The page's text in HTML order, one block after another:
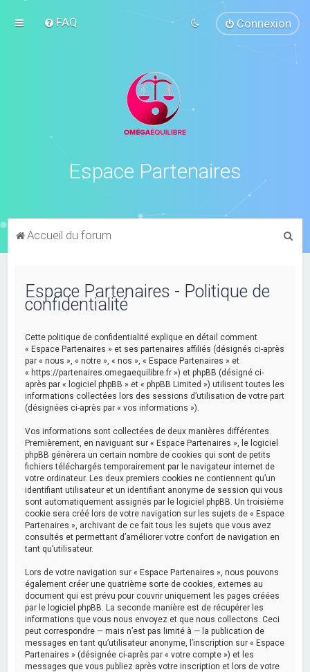
FAQ Connexion
Espace Partenaires
Accueil du forum
Espace Partenaires - Politique de
confidentialité
Cette politique de confidentialité explique en détail comment
« Espace Partenaires » et ses partenaires affiliés (désignés ci-après
par « nous », « notre », « nos », « Espace Partenaires » et
« https://partenaires.omegaequilibre.fr ») et phpBB (désigné ci-
après par « logiciel phpBB » et « phpBB Limited ») utilisent toutes les
informations collectées lors des sessions d’utilisation de votre part
(désignées ci-après par « vos informations »).
Vos informations sont collectées de deux manières différentes.
Premièrement, en naviguant sur « Espace Partenaires », le logiciel
phpBB génèrera un certain nombre de cookies qui sont de petits
fichiers téléchargés temporairement par le navigateur internet de
votre ordinateur. Les deux premiers cookies ne contiennent qu’un
identifiant utilisateur et un identifiant anonyme de session qui vous
sont automatiquement assignés par le logiciel phpBB. Un troisième
cookie sera créé lors de votre navigation sur les sujets de « Espace
Partenaires », archivant de ce fait tous les sujets que vous avez
consultés et permettant d’améliorer votre confort de navigation en
tant qu’utilisateur.
Lors de votre navigation sur « Espace Partenaires », nous pouvons
également créer une quatrième sorte de cookies, externes au
document qui est prévu pour couvrir uniquement les pages créées
par le logiciel phpBB. La seconde manière est de récupérer les
informations que vous nous envoyez et que nous collectons. Ceci
peut correspondre — mais n’est pas limité à — la publication de
messages en tant qu’utilisateur anonyme, l’inscription sur « Espace
Partenaires » (désignée ci-après par « votre compte ») et les
messages que vous publiez après votre inscription et lors de votre